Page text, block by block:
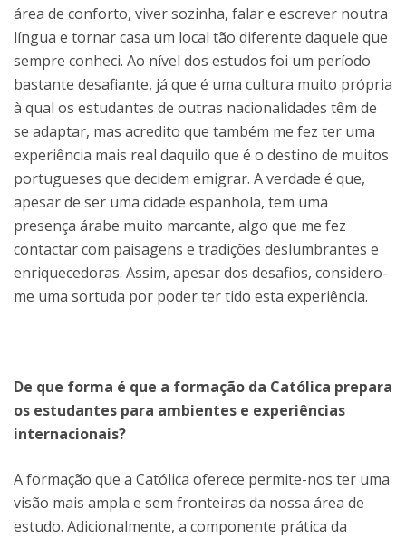
área de conforto, viver sozinha, falar e escrever noutra
língua e tornar casa um local tão diferente daquele que
sempre conheci. Ao nível dos estudos foi um período
bastante desafiante, já que é uma cultura muito própria
à qual os estudantes de outras nacionalidades têm de
se adaptar, mas acredito que também me fez ter uma
experiência mais real daquilo que é o destino de muitos
portugueses que decidem emigrar. A verdade é que,
apesar de ser uma cidade espanhola, tem uma
presença árabe muito marcante, algo que me fez
contactar com paisagens e tradições deslumbrantes e
enriquecedoras. Assim, apesar dos desafios, considero-
me uma sortuda por poder ter tido esta experiência.
De que forma é que a formação da Católica prepara
os estudantes para ambientes e experiências
internacionais?
A formação que a Católica oferece permite-nos ter uma
visão mais ampla e sem fronteiras da nossa área de
estudo. Adicionalmente, a componente prática da